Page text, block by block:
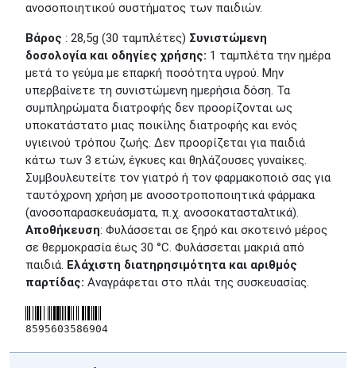
ανοσοποιητικού συστήματος των παιδιών.
Βάρος : 28,5g (30 ταμπλέτες) Συνιστώμενη
δοσολογία και οδηγίες χρήσης: 1 ταμπλέτα την ημέρα
μετά το γεύμα με επαρκή ποσότητα υγρού. Μην
υπερβαίνετε τη συνιστώμενη ημερήσια δόση. Τα
συμπληρώματα διατροφής δεν προορίζονται ως
υποκατάστατο μιας ποικίλης διατροφής και ενός
υγιεινού τρόπου ζωής. Δεν προορίζεται για παιδιά
κάτω των 3 ετών, έγκυες και θηλάζουσες γυναίκες.
Συμβουλευτείτε τον γιατρό ή τον φαρμακοποιό σας για
ταυτόχρονη χρήση με ανοσοτροποποιητικά φάρμακα
(ανοσοπαρασκευάσματα, π.χ. ανοσοκατασταλτικά).
Αποθήκευση: Φυλάσσεται σε ξηρό και σκοτεινό μέρος
σε θερμοκρασία έως 30 °C. Φυλάσσεται μακριά από
παιδιά. Ελάχιστη διατηρησιμότητα και αριθμός
παρτίδας: Αναγράφεται στο πλάι της συσκευασίας.
8595603586904